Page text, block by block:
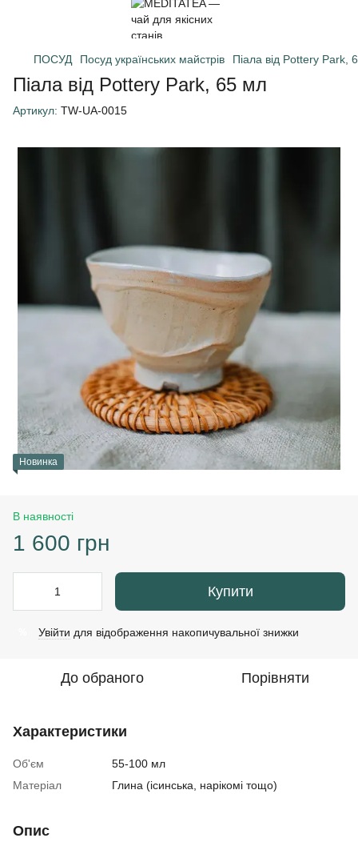
ПОСУД Посуд українських майстрів Піала від Pottery Park,
Піала від Pottery Park, 65 мл
Артикул: TW-UA-0015
Новинка
В наявності
1 600 грн
Купити
Увійти для відображення накопичувальної знижки
До обраного Порівняти
Характеристики
Об'єм
55-100 мл
Матеріал
Глина (ісинська, нарікомі тощо)
Опис